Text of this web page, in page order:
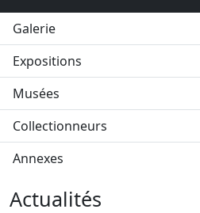
Galerie
Expositions
Musées
Collectionneurs
Annexes
Actualités